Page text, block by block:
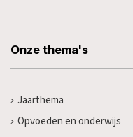
Onze thema's
Jaarthema
Opvoeden en onderwijs